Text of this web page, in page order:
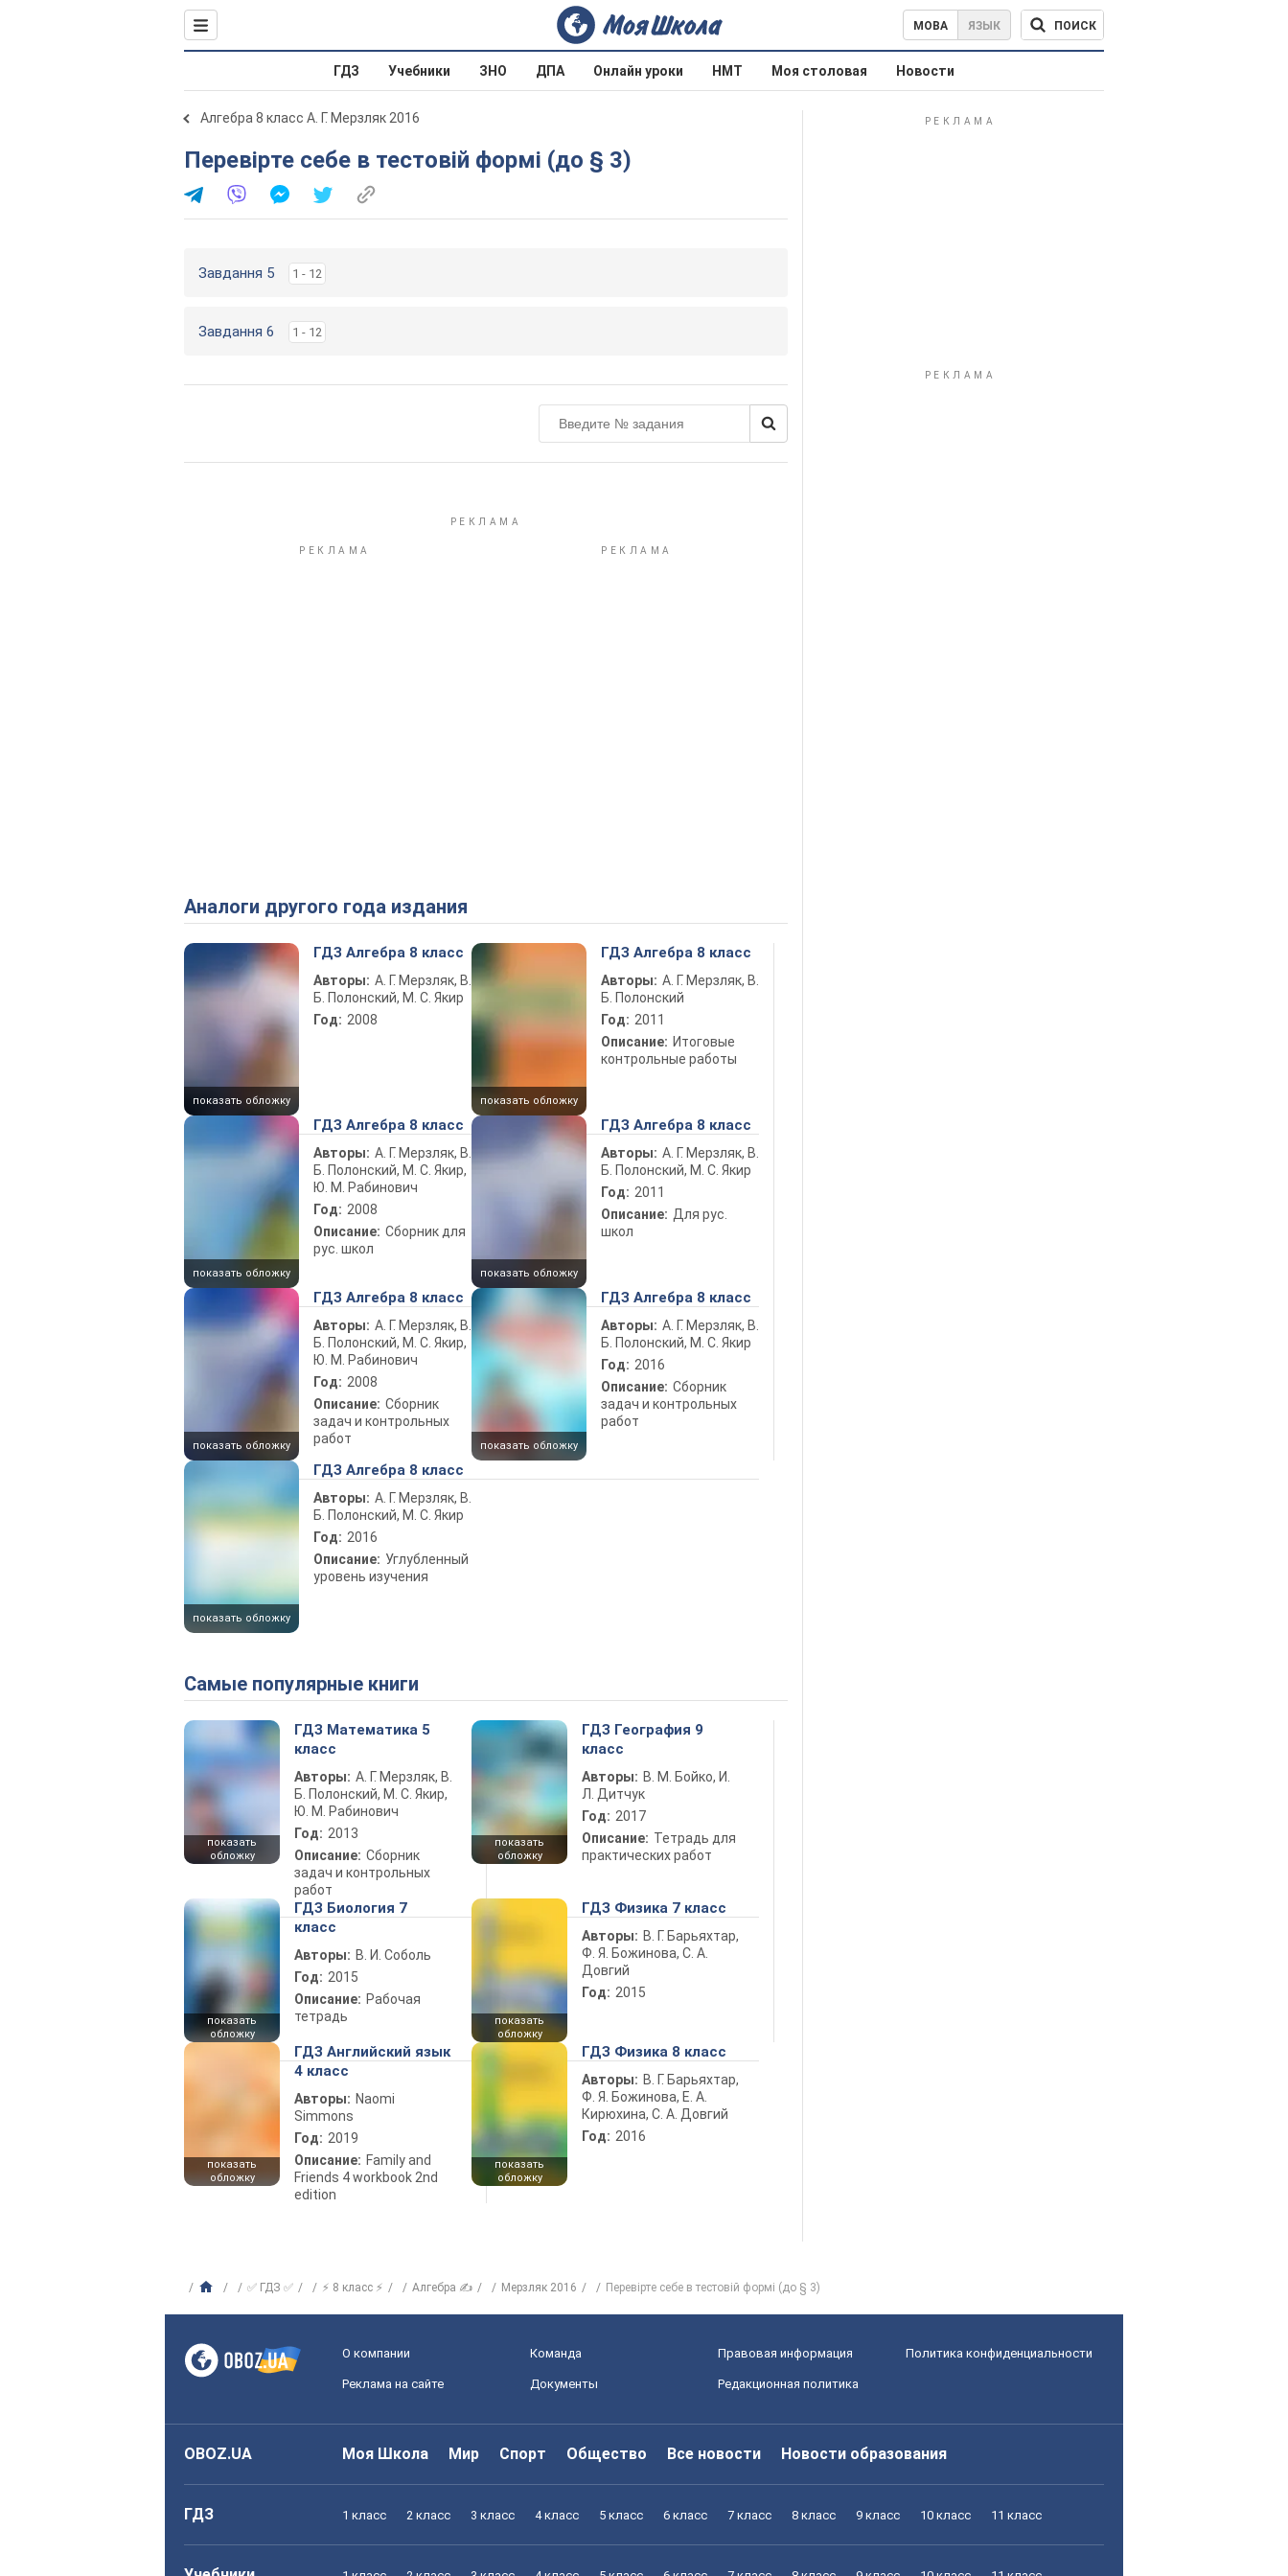
МОВА ЯЗЫК ПОИСК
ГДЗ Учебники ЗНО ДПА Онлайн уроки НМТ Моя столовая Новости
Алгебра 8 класс А. Г. Мерзляк 2016
Перевірте себе в тестовій формі (до § 3)
Завдання 5 1 - 12
Завдання 6 1 - 12
Аналоги другого года издания
показать обложку
ГДЗ Алгебра 8 класс
Авторы: А. Г. Мерзляк, В.
Б. Полонский, М. С. Якир
Год: 2008
показать обложку
ГДЗ Алгебра 8 класс
Авторы: А. Г. Мерзляк, В.
Б. Полонский
Год: 2011
Описание: Итоговые
контрольные работы
показать обложку
ГДЗ Алгебра 8 класс
Авторы: А. Г. Мерзляк, В.
Б. Полонский, М. С. Якир,
Ю. М. Рабинович
Год: 2008
Описание: Сборник для
рус. школ
показать обложку
ГДЗ Алгебра 8 класс
Авторы: А. Г. Мерзляк, В.
Б. Полонский, М. С. Якир
Год: 2011
Описание: Для рус.
школ
показать обложку
ГДЗ Алгебра 8 класс
Авторы: А. Г. Мерзляк, В.
Б. Полонский, М. С. Якир,
Ю. М. Рабинович
Год: 2008
Описание: Сборник
задач и контрольных
работ
показать обложку
ГДЗ Алгебра 8 класс
Авторы: А. Г. Мерзляк, В.
Б. Полонский, М. С. Якир
Год: 2016
Описание: Сборник
задач и контрольных
работ
показать обложку
ГДЗ Алгебра 8 класс
Авторы: А. Г. Мерзляк, В.
Б. Полонский, М. С. Якир
Год: 2016
Описание: Углубленный
уровень изучения
Самые популярные книги
показать
обложку
ГДЗ Математика 5
класс
Авторы: А. Г. Мерзляк, В.
Б. Полонский, М. С. Якир,
Ю. М. Рабинович
Год: 2013
Описание: Сборник
задач и контрольных
работ
показать
обложку
ГДЗ География 9
класс
Авторы: В. М. Бойко, И.
Л. Дитчук
Год: 2017
Описание: Тетрадь для
практических работ
показать
обложку
ГДЗ Биология 7
класс
Авторы: В. И. Соболь
Год: 2015
Описание: Рабочая
тетрадь
показать
обложку
ГДЗ Физика 7 класс
Авторы: В. Г. Барьяхтар,
Ф. Я. Божинова, С. А.
Довгий
Год: 2015
показать
обложку
ГДЗ Английский язык
4 класс
Авторы: Naomi
Simmons
Год: 2019
Описание: Family and
Friends 4 workbook 2nd
edition
показать
обложку
ГДЗ Физика 8 класс
Авторы: В. Г. Барьяхтар,
Ф. Я. Божинова, Е. А.
Кирюхина, С. А. Довгий
Год: 2016
✅ ГДЗ ✅ ⚡ 8 класс ⚡ Алгебра ✍ Мерзляк 2016 Перевірте себе в тестовій формі (до § 3)
О компании Команда Правовая информация Политика конфиденциальности
Реклама на сайте Документы Редакционная политика
OBOZ.UA Моя Школа Мир Спорт Общество Все новости Новости образования
ГДЗ 1 класс 2 класс 3 класс 4 класс 5 класс 6 класс 7 класс 8 класс 9 класс 10 класс 11 класс